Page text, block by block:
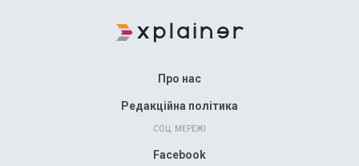
Про нас
Редакційна політика
СОЦ. МЕРЕЖІ
Facebook